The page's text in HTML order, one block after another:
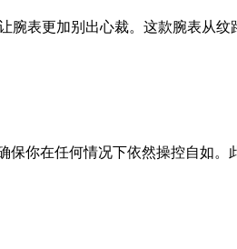
表更加别出心裁。这款腕表从纹
你在任何情况下依然操控自如。